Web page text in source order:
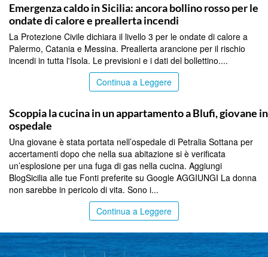
Emergenza caldo in Sicilia: ancora bollino rosso per le
ondate di calore e preallerta incendi
La Protezione Civile dichiara il livello 3 per le ondate di calore a
Palermo, Catania e Messina. Preallerta arancione per il rischio
incendi in tutta l'Isola. Le previsioni e i dati del bollettino....
Continua a Leggere
Scoppia la cucina in un appartamento a Blufi, giovane in
ospedale
Una giovane è stata portata nell’ospedale di Petralia Sottana per
accertamenti dopo che nella sua abitazione si è verificata
un’esplosione per una fuga di gas nella cucina. Aggiungi
BlogSicilia alle tue Fonti preferite su Google AGGIUNGI La donna
non sarebbe in pericolo di vita. Sono i...
Continua a Leggere